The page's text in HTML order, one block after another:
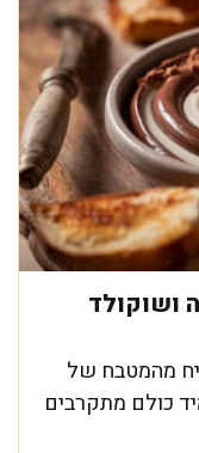
ושוקולד
מהמטבח של
כולם מתקרבים